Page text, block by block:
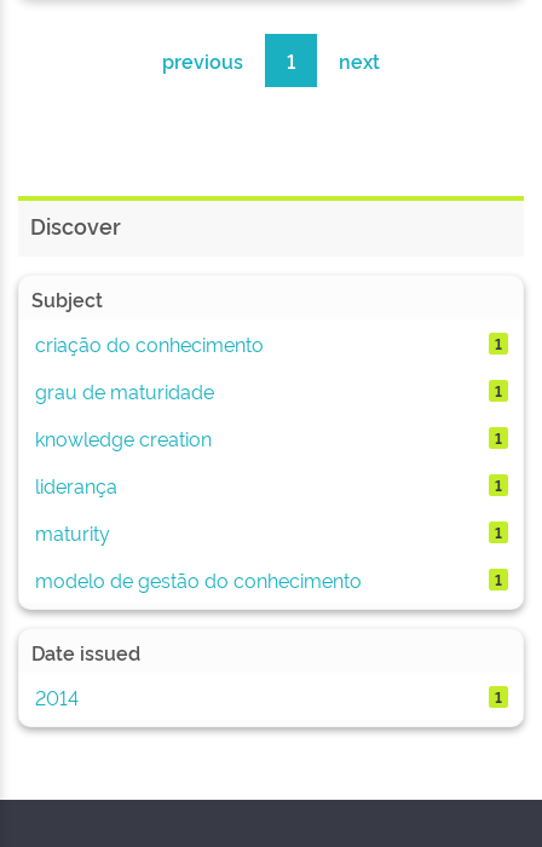
previous 1 next
Discover
Subject
criação do conhecimento
1
grau de maturidade 1
knowledge creation 1
liderança 1
maturity 1
modelo de gestão do conhecimento 1
Date issued
2014
1